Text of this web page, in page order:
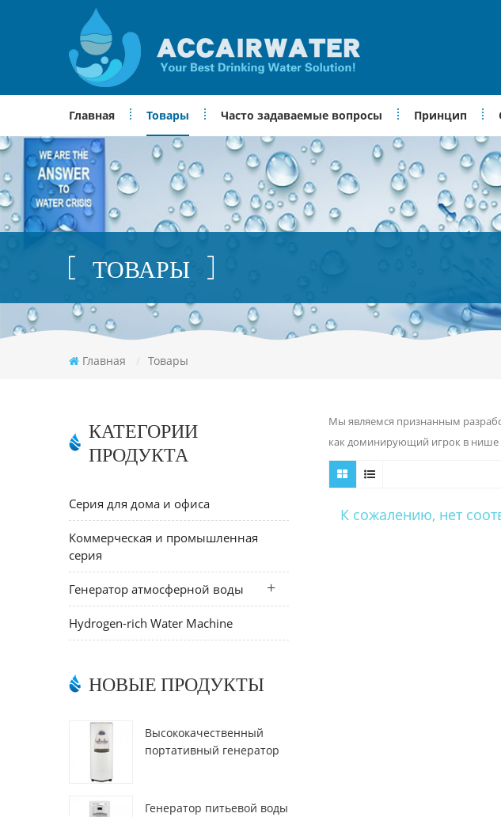
Главная Товары Часто задаваемые вопросы Принцип
ТОВАРЫ
Главная / Товары
КАТЕГОРИИ
ПРОДУКТА
Серия для дома и офиса
Коммерческая и промышленная
серия
Генератор атмосферной воды
Hydrogen-rich Water Machine
НОВЫЕ ПРОДУКТЫ
Высококачественный
портативный генератор
Генератор питьевой воды
Мы являемся признанным
как доминирующий игрок в нише
К сожалению, нет